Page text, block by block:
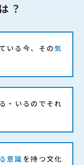
？
いる今、その気
・いるのでそれ
意識を持つ文化